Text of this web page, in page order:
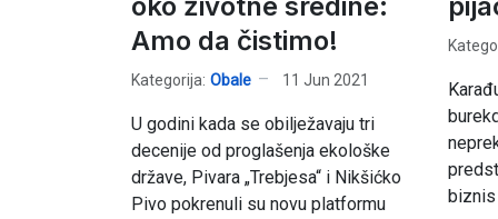
Amo da čistimo!
Kategorija: Obale 11 Jun 2021
U godini kada se obilježavaju tri
decenije od proglašenja ekološke
države, Pivara „Trebjesa“ i Nikšićko
Pivo pokrenuli su novu platformu
biznis